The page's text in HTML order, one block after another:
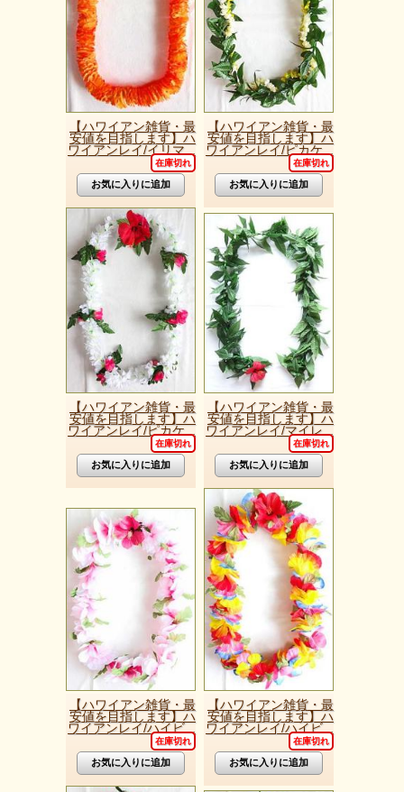
【ハワイアン雑貨・最
安値を目指します】ハ
ワイアンレイ/イリマ...
在庫切れ
【ハワイアン雑貨・最
安値を目指します】ハ
ワイアンレイ/ピカケ...
在庫切れ
【ハワイアン雑貨・最
安値を目指します】ハ
ワイアンレイ/ピカケ...
在庫切れ
【ハワイアン雑貨・最
安値を目指します】ハ
ワイアンレイ/マイレ...
在庫切れ
【ハワイアン雑貨・最
安値を目指します】ハ
ワイアンレイ/ハイビ...
在庫切れ
【ハワイアン雑貨・最
安値を目指します】ハ
ワイアンレイ/ハイビ...
在庫切れ